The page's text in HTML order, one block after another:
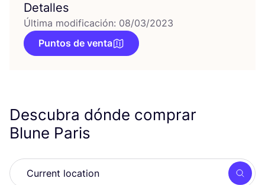
Detalles
Última modificación: 08/03/2023
Puntos de venta
Descubra dónde comprar
Blune Paris